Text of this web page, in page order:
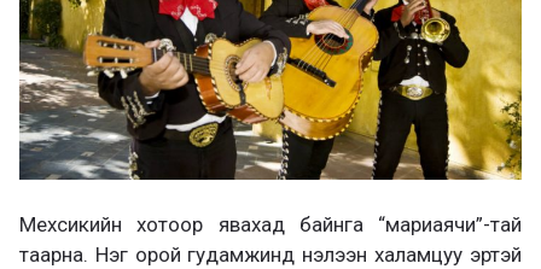
Мехсикийн хотоор явахад байнга “мариаячи”-тай
таарна. Нэг орой гудамжинд нэлээн халамцуу эртэй